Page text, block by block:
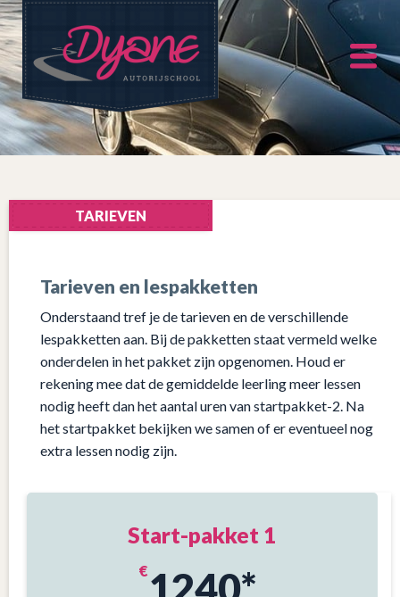
TARIEVEN
Tarieven en lespakketten
Onderstaand tref je de tarieven en de verschillende
lespakketten aan. Bij de pakketten staat vermeld welke
onderdelen in het pakket zijn opgenomen. Houd er
rekening mee dat de gemiddelde leerling meer lessen
nodig heeft dan het aantal uren van startpakket-2. Na
het startpakket bekijken we samen of er eventueel nog
extra lessen nodig zijn.
Start-pakket 1
€